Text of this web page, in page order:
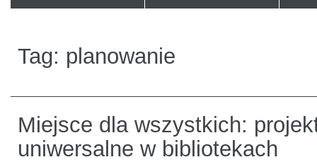
Tag: planowanie
Miejsce dla wszystkich:
uniwersalne w bibliotekach